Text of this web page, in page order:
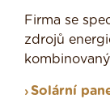
Firma se
zdrojů
Solární